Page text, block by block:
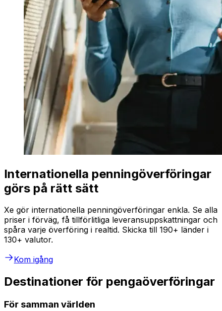
Internationella penningöverföringar
görs på rätt sätt
Xe gör internationella penningöverföringar enkla. Se alla
priser i förväg, få tillförlitliga leveransuppskattningar och
spåra varje överföring i realtid. Skicka till 190+ länder i
130+ valutor.
Kom igång
Destinationer för pengaöverföringar
För samman världen